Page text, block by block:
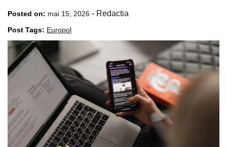
Posted on: mai 15, 2026 - Redactia
Post Tags: Europol